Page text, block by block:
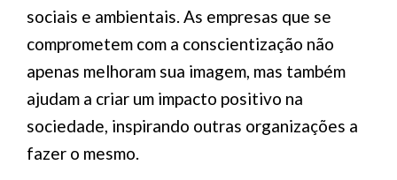
sociais e ambientais. As empresas que se
comprometem com a conscientização não
apenas melhoram sua imagem, mas também
ajudam a criar um impacto positivo na
sociedade, inspirando outras organizações a
fazer o mesmo.